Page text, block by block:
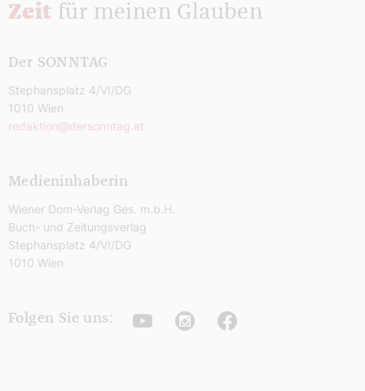
Zeit für meinen Glauben
Der SONNTAG
Stephansplatz 4/VI/DG
1010 Wien
redaktion@dersonntag.at
Medieninhaberin
Wiener Dom-Verlag Ges. m.b.H.
Buch- und Zeitungsverlag
Stephansplatz 4/VI/DG
1010 Wien
Folgen Sie uns: YoutubeInstagramFacebook